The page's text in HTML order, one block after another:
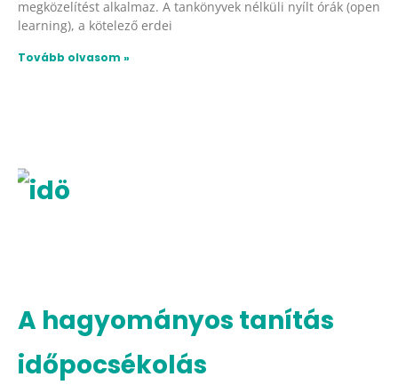
megközelítést alkalmaz. A tankönyvek nélküli nyílt órák (open
learning), a kötelező erdei
Tovább olvasom »
A hagyományos tanítás
időpocsékolás